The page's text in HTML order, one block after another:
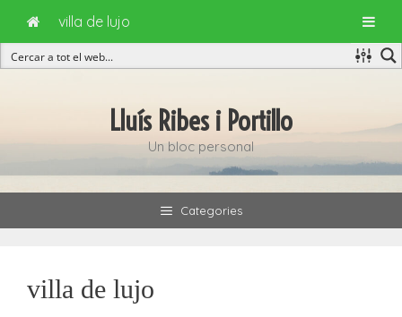
Lluís Ribes i Portillo
Un bloc personal
Categories
villa de lujo
villa de lujo